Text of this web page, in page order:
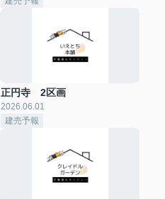
正円寺 2区画
2026.06.01
建売予報